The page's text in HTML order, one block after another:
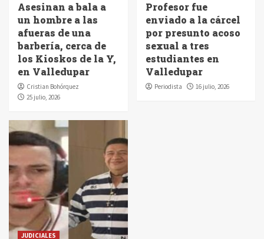
Asesinan a bala a
un hombre a las
afueras de una
barbería, cerca de
los Kioskos de la Y,
en Valledupar
Cristian Bohórquez
25 julio, 2026
Profesor fue
enviado a la cárcel
por presunto acoso
sexual a tres
estudiantes en
Valledupar
Periodista 16 julio, 2026
JUDICIALES